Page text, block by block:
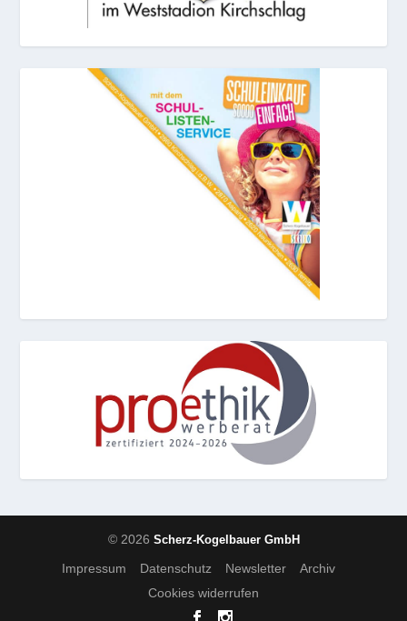
© 2026 Scherz-Kogelbauer GmbH
Impressum Datenschutz Newsletter
Archiv
Cookies widerrufen